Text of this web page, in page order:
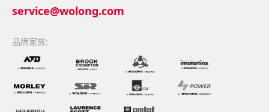
service@wolong.com
品牌家族: